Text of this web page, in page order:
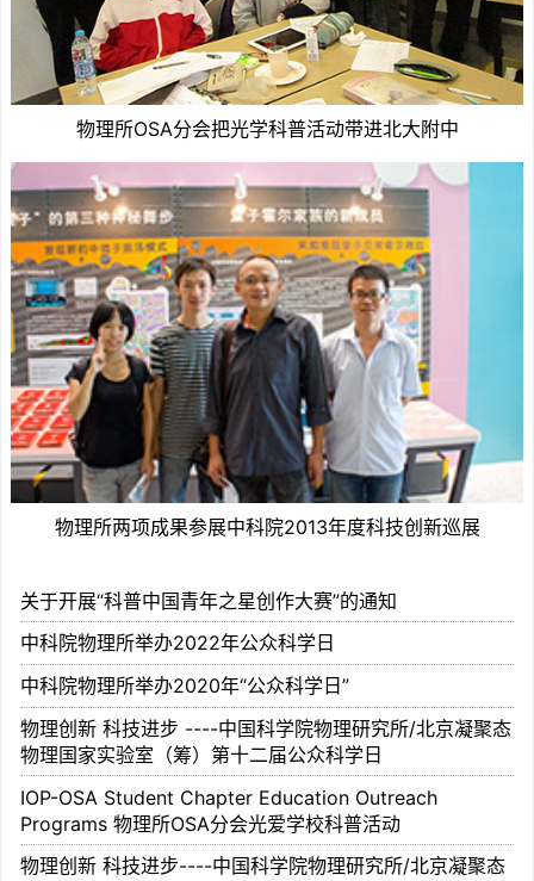
物理所OSA分会把光学科普活动带进北大附中
物理所两项成果参展中科院2013年度科技创新巡展
关于开展“科普中国青年之星创作大赛”的通知
中科院物理所举办2022年公众科学日
中科院物理所举办2020年“公众科学日”
物理创新 科技进步 ----中国科学院物理研究所/北京凝聚态
物理国家实验室（筹）第十二届公众科学日
IOP-OSA Student Chapter Education Outreach
Programs 物理所OSA分会光爱学校科普活动
物理创新 科技进步----中国科学院物理研究所/北京凝聚态